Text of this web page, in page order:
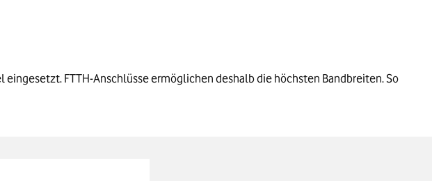
FTTH-Anschlüsse ermöglichen deshalb die höchsten Bandbreiten. So